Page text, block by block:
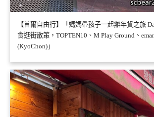
【首爾自由行】「媽媽帶孩子一起辦年貨之旅
食逛街散策，TOPTEN10、M Play Ground、
(KyoChon)」